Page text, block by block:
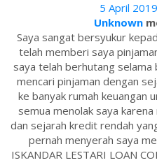
5 April
Unknown
Saya sangat bersyukur
telah memberi saya
saya telah berhutang
mencari pinjaman dengan
ke banyak rumah keuangan
semua menolak saya
dan sejarah kredit rendah
pernah menyerah saya
ISKANDAR LESTARI LOAN